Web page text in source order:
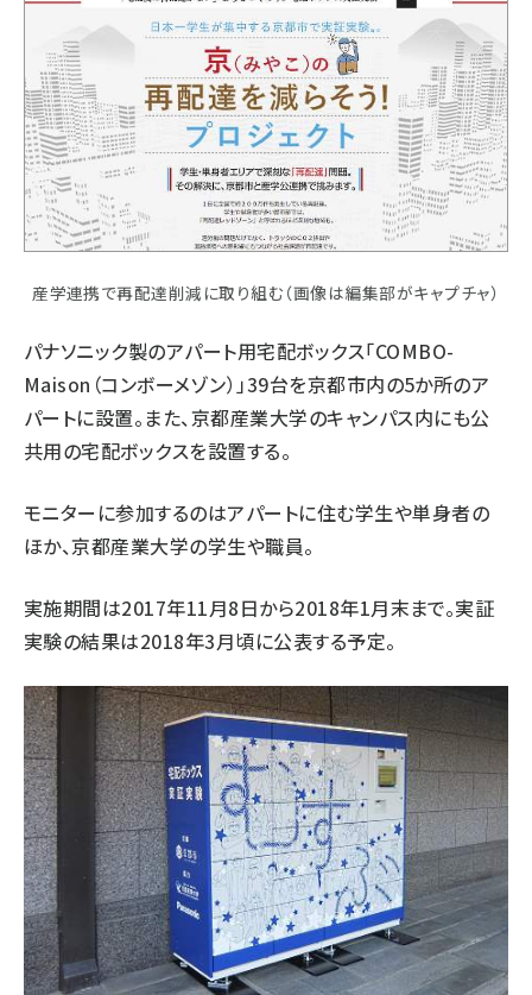
産学連携で再配達削減に取り組む（画像は編集部がキャプチャ）
パナソニック製のアパート用宅配ボックス「COMBO-
Maison（コンボーメゾン）」39台を京都市内の5か所のア
パートに設置。また、京都産業大学のキャンパス内にも公
共用の宅配ボックスを設置する。
モニターに参加するのはアパートに住む学生や単身者の
ほか、京都産業大学の学生や職員。
実施期間は2017年11月8日から2018年1月末まで。実証
実験の結果は2018年3月頃に公表する予定。